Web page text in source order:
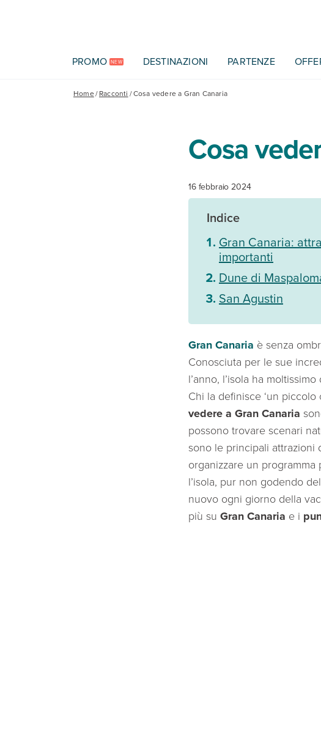
PROMO NEW DESTINAZIONI PARTENZE
Home/Racconti /Cosa vedere a Gran Canaria
Cosa
16 febbraio 2024
Indice
Gran Canaria:
importanti
Dune di
San Agustin
Gran Canaria è senza
Conosciuta per le sue
l’anno, l’isola ha
Chi la definisce ‘un
vedere a Gran Canaria
possono trovare scenari
sono le principali attrazioni
organizzare un
l’isola, pur non godendo
nuovo ogni giorno della
più su Gran Canaria e i